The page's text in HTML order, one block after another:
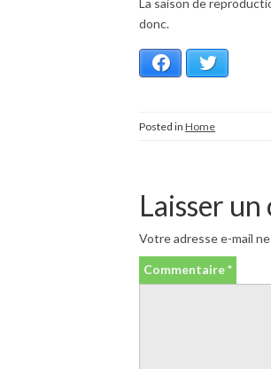
donc.
Facebook
Posted in Home
Laisser
Votre adresse e-mail
Commentaire*